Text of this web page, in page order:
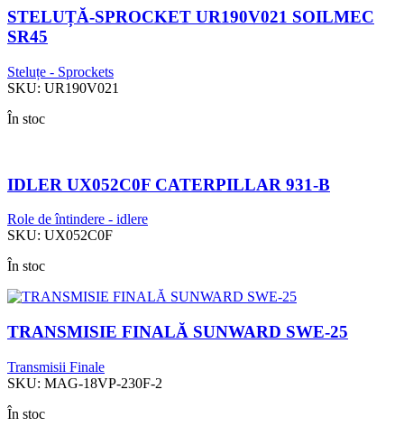
STELUȚĂ-SPROCKET UR190V021 SOILMEC
SR45
Steluțe - Sprockets
SKU: UR190V021
În stoc
IDLER UX052C0F CATERPILLAR 931-B
Role de întindere - idlere
SKU: UX052C0F
În stoc
TRANSMISIE FINALĂ SUNWARD SWE-25
Transmisii Finale
SKU: MAG-18VP-230F-2
În stoc